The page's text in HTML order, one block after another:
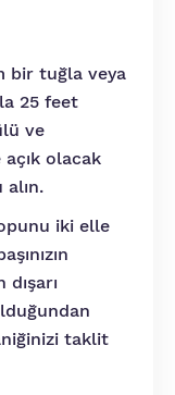
bir tuğla veya
25 feet
ve
açık olacak
iki elle
taklit